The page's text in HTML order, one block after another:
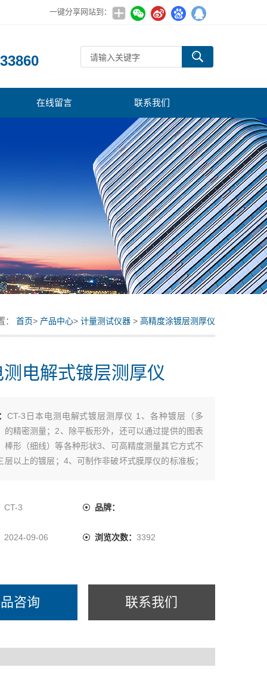
一键分享网站到：
在线留言 联系我们
： 首页> 产品中心> 计量测试仪器 > 高精度涂镀层测厚仪
测电解式镀层测厚仪
CT-3日本电测电解式镀层测厚仪 1、各种镀层（多
的精密测量；2、除平板形外，还可以通过提供的图表
棒形（细线）等各种形状3、可高精度测量其它方式不
层以上的镀层；4、可制作非破坏式膜厚仪的标准板；
CT-3 品牌：
2024-09-06 浏览次数： 3392
咨询 联系我们